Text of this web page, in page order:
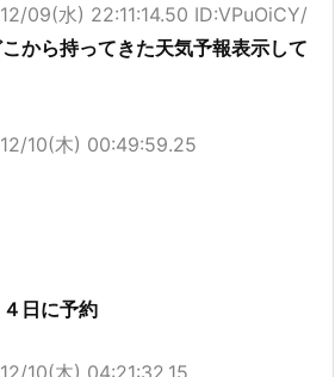
09(水) 22:11:14.50 ID:VPuOiCY/
から持ってきた天気予報表示して
10(木) 00:49:59.25
日に予約